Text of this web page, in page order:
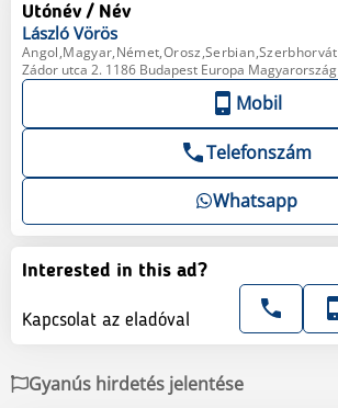
Utónév / Név
László Vörös
Angol,Magyar,Német,Orosz,Serbian,Szerbhorvát
Zádor utca 2. 1186 Budapest Europa Magyarország
Mobil
Telefonszám
Whatsapp
Interested in this ad?
Kapcsolat az eladóval
Gyanús hirdetés jelentése